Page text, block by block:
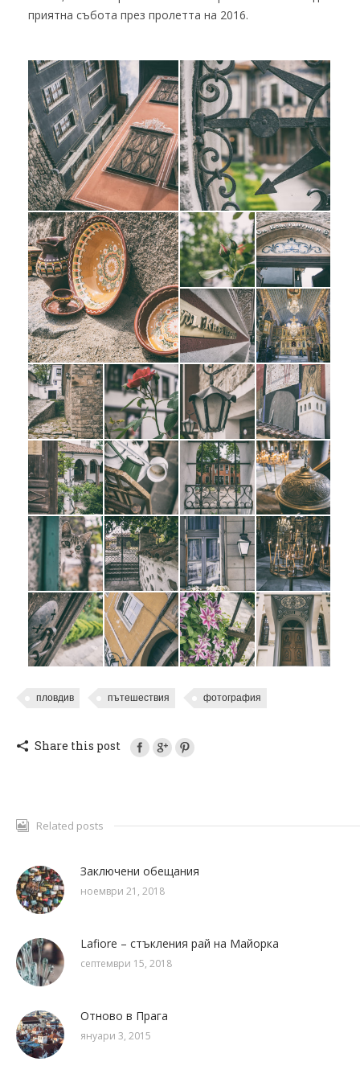
приятна събота през пролетта на 2016.
пловдив пътешествия фотография
Share this post
Related posts
Заключени обещания
ноември 21, 2018
Lafiore – стъкления рай на Майорка
септември 15, 2018
Отново в Прага
януари 3, 2015